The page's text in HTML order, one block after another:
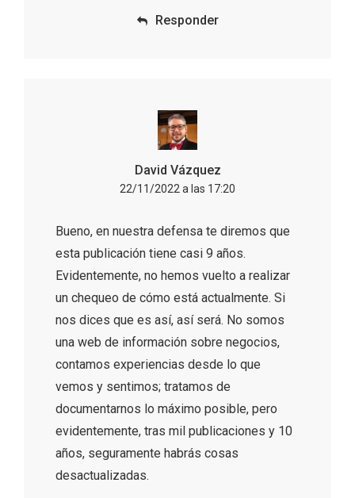
Responder
David Vázquez
22/11/2022 a las 17:20
Bueno, en nuestra defensa te diremos que
esta publicación tiene casi 9 años.
Evidentemente, no hemos vuelto a realizar
un chequeo de cómo está actualmente. Si
nos dices que es así, así será. No somos
una web de información sobre negocios,
contamos experiencias desde lo que
vemos y sentimos; tratamos de
documentarnos lo máximo posible, pero
evidentemente, tras mil publicaciones y 10
años, seguramente habrás cosas
desactualizadas.
Paseo nocturno por Valladolid
IGP Morcilla de Burgos triunfó en el